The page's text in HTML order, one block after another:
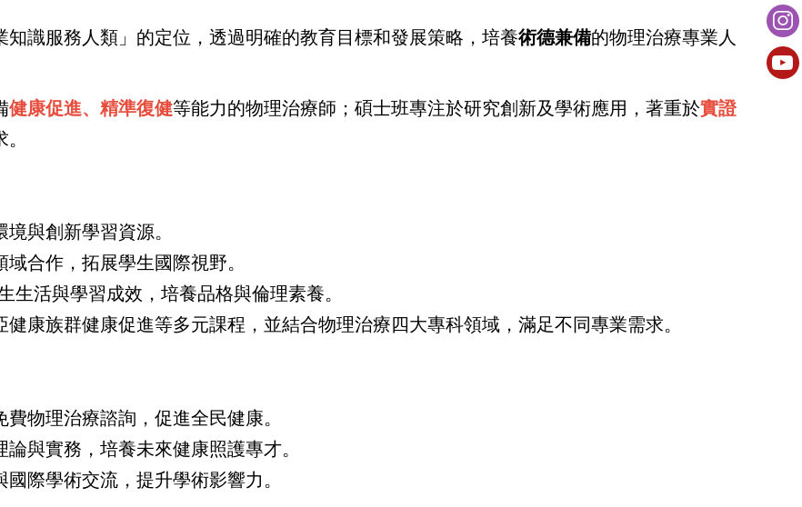
識服務人類」的定位，透過明確的教育目標和發展策略，培養術德兼備的物理治療專業人
健康促進、精準復健等能力的物理治療師；碩士班專注於研究創新及學術應用，著重於實證
與創新學習資源。
合作，拓展學生國際視野。
生活與學習成效，培養品格與倫理素養。
康族群健康促進等多元課程，並結合物理治療四大專科領域，滿足不同專業需求。
物理治療諮詢，促進全民健康。
與實務，培養未來健康照護專才。
際學術交流，提升學術影響力。